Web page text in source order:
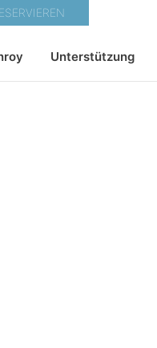
Unterstützung